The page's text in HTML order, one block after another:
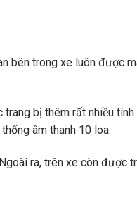
bên trong xe luôn được
bị thêm rất nhiều
âm thanh 10 loa.
ra, trên xe còn được